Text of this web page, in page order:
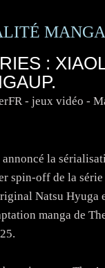
:
- jeux vidéo -
la
spin-off de la
Natsu Hyuga
manga de